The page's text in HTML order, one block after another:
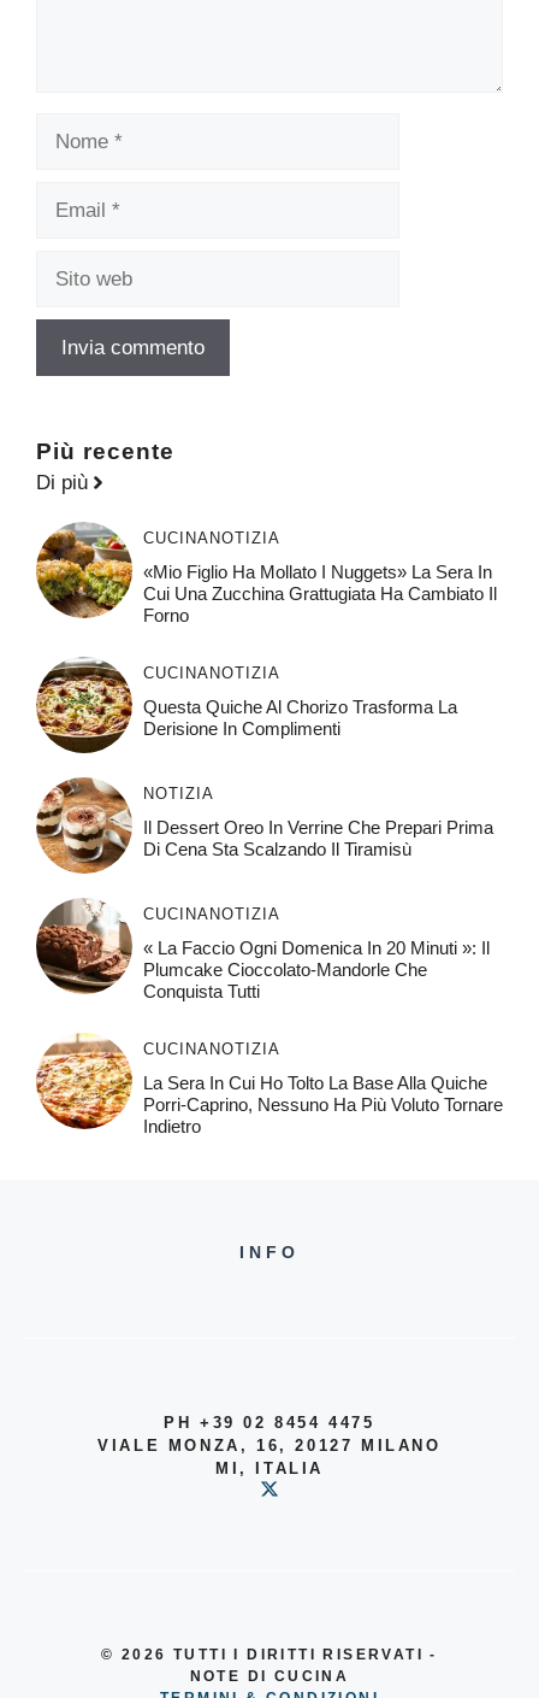
Più recente
Di più
CUCINANOTIZIA
«Mio Figlio Ha Mollato I Nuggets» La Sera In
Cui Una Zucchina Grattugiata Ha Cambiato Il
Forno
CUCINANOTIZIA
Questa Quiche Al Chorizo ​​trasforma La
Derisione In Complimenti
NOTIZIA
Il Dessert Oreo In Verrine Che Prepari Prima
Di Cena Sta Scalzando Il Tiramisù
CUCINANOTIZIA
« La Faccio Ogni Domenica In 20 Minuti »: Il
Plumcake Cioccolato-Mandorle Che
Conquista Tutti
CUCINANOTIZIA
La Sera In Cui Ho Tolto La Base Alla Quiche
Porri-Caprino, Nessuno Ha Più Voluto Tornare
Indietro
INFO
PH +39 02 8454 4475
VIALE MONZA, 16, 20127 MILANO
MI, ITALIA
© 2026 TUTTI I DIRITTI RISERVATI -
NOTE DI CUCINA